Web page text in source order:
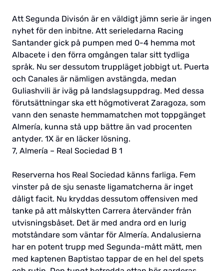
Att Segunda Divisón är en väldigt jämn serie är ingen
nyhet för den inbitne. Att serieledarna Racing
Santander gick på pumpen med 0-4 hemma mot
Albacete i den förra omgången talar sitt tydliga
språk. Nu ser dessutom truppläget jobbigt ut. Puerta
och Canales är nämligen avstängda, medan
Guliashvili är iväg på landslagsuppdrag. Med dessa
förutsättningar ska ett högmotiverat Zaragoza, som
vann den senaste hemmamatchen mot toppgänget
Almería, kunna stå upp bättre än vad procenten
antyder. 1X är en läcker lösning.
7, Almería – Real Sociedad B 1
Reserverna hos Real Sociedad känns farliga. Fem
vinster på de sju senaste ligamatcherna är inget
dåligt facit. Nu kryddas dessutom offensiven med
tanke på att målskytten Carrera återvänder från
utvisningsbåset. Det är med andra ord en lurig
motståndare som väntar för Almería. Andalusierna
har en potent trupp med Segunda-mått mätt, men
med kaptenen Baptistao tappar de en hel del spets